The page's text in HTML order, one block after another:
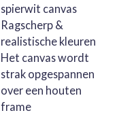
spierwit canvas
Ragscherp &
realistische kleuren
Het canvas wordt
strak opgespannen
over een houten
frame